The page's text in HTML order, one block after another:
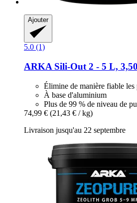
Ajouter
5.0 (1)
ARKA Sili-​Out 2 -​ 5 L,
Élimine de manière fiable les
À base d'aluminium
Plus de 99 % de niveau de
74,99 € (21,43 € / kg)
Livraison jusqu'au 22 septembre